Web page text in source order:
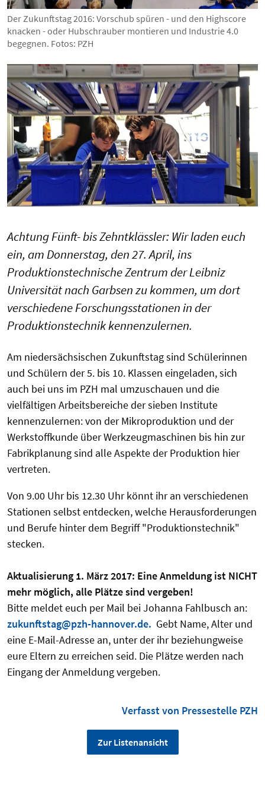
Der Zukunftstag 2016: Vorschub spüren - und den Highscore
knacken - oder Hubschrauber montieren und Industrie 4.0
begegnen. Fotos: PZH
Achtung Fünft- bis Zehntklässler: Wir laden euch
ein, am Donnerstag, den 27. April, ins
Produktionstechnische Zentrum der Leibniz
Universität nach Garbsen zu kommen, um dort
verschiedene Forschungsstationen in der
Produktionstechnik kennenzulernen.
Am niedersächsischen Zukunftstag sind Schülerinnen
und Schülern der 5. bis 10. Klassen eingeladen, sich
auch bei uns im PZH mal umzuschauen und die
vielfältigen Arbeitsbereiche der sieben Institute
kennenzulernen: von der Mikroproduktion und der
Werkstoffkunde über Werkzeugmaschinen bis hin zur
Fabrikplanung sind alle Aspekte der Produktion hier
vertreten.
Von 9.00 Uhr bis 12.30 Uhr könnt ihr an verschiedenen
Stationen selbst entdecken, welche Herausforderungen
und Berufe hinter dem Begriff "Produktionstechnik"
stecken.
Aktualisierung 1. März 2017: Eine Anmeldung ist NICHT
mehr möglich, alle Plätze sind vergeben!
Bitte meldet euch per Mail bei Johanna Fahlbusch an:
zukunftstag@pzh-hannover.de. Gebt Name, Alter und
eine E-Mail-Adresse an, unter der ihr beziehungweise
eure Eltern zu erreichen seid. Die Plätze werden nach
Eingang der Anmeldung vergeben.
Verfasst von Pressestelle PZH
Zur Listenansicht